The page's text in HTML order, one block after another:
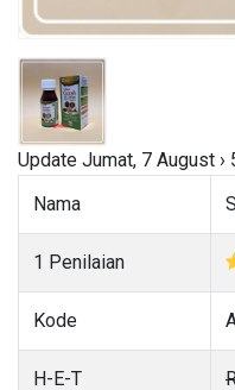
Update Jumat, 7 August ›
Nama
1 Penilaian
Kode
H-E-T